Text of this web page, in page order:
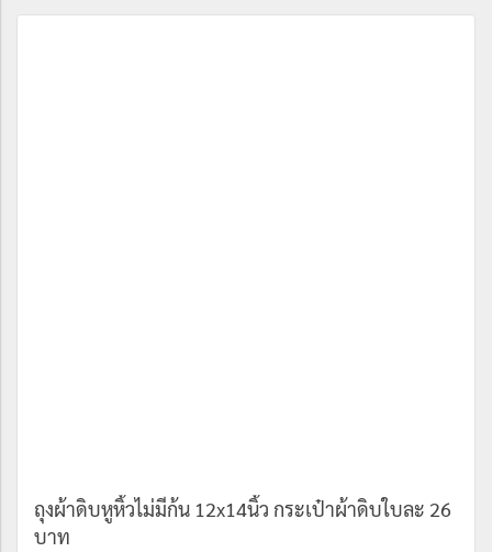
ถุงผ้าดิบหูหิ้วไม่มีก้น 12x14นิ้ว กระเป๋าผ้าดิบใบละ 26
บาท